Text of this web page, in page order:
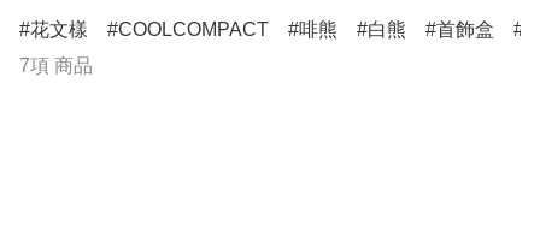
花文樣 COOLCOMPACT 啡熊 白熊 首飾盒
7項 商品